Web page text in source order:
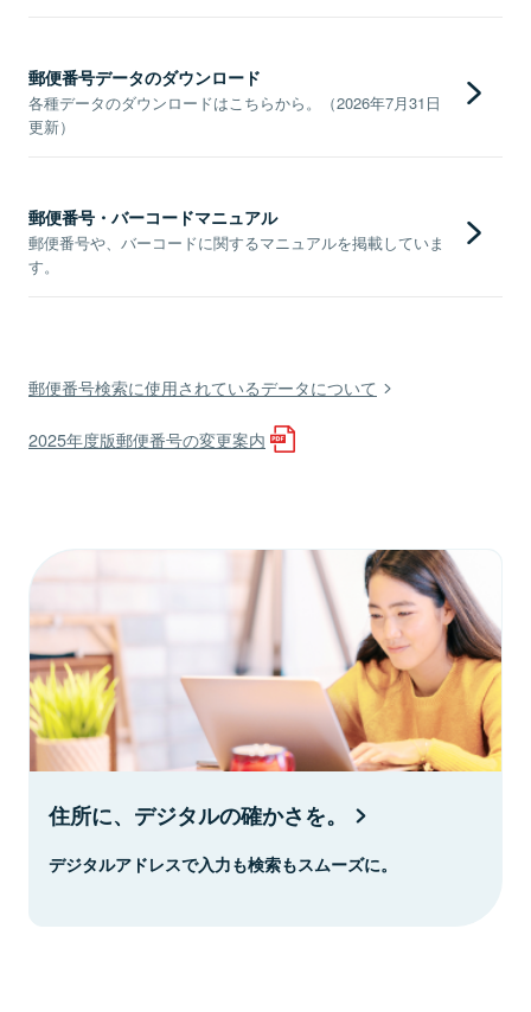
郵便番号データのダウンロード
各種データのダウンロードはこちらから。（2026年7月31日
更新）
郵便番号・バーコードマニュアル
郵便番号や、バーコードに関するマニュアルを掲載していま
す。
郵便番号検索に使用されているデータについて
2025年度版郵便番号の変更案内
住所に、デジタルの確かさを。
デジタルアドレスで入力も検索もスムーズに。